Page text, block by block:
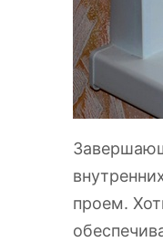
проем.